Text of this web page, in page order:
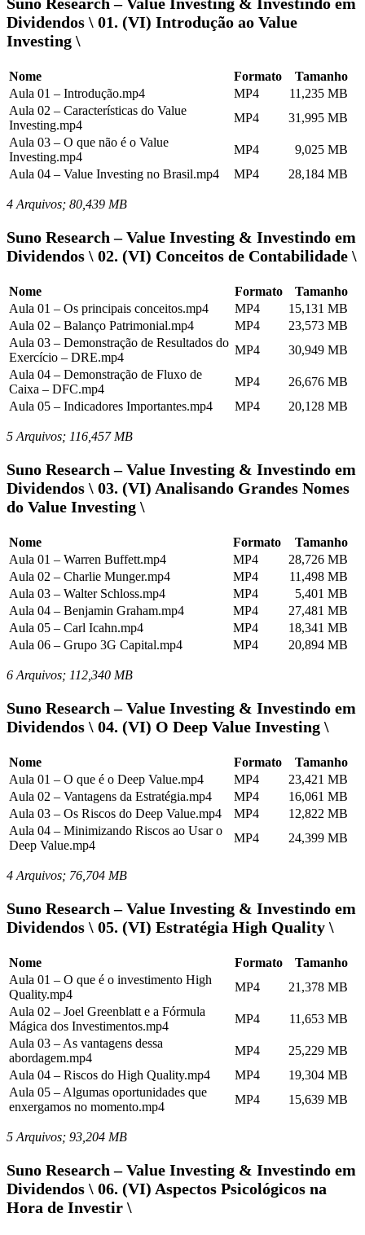
Suno Research – Value Investing & Investindo em
Dividendos \ 01. (VI) Introdução ao Value
Investing \
Nome Formato
Tamanho
Aula 01 – Introdução.mp4
MP4
11,235 MB
Aula 02 – Características do Value
Investing.mp4
MP4
31,995 MB
Aula 03 – O que não é o Value
Investing.mp4
MP4
9,025 MB
Aula 04 – Value Investing no Brasil.mp4
MP4 28,184 MB
4 Arquivos; 80,439 MB
Suno Research – Value Investing & Investindo em
Dividendos \ 02. (VI) Conceitos de Contabilidade \
Nome Formato
Tamanho
Aula 01 – Os principais conceitos.mp4
MP4
15,131 MB
Aula 02 – Balanço Patrimonial.mp4
MP4
23,573 MB
Aula 03 – Demonstração de Resultados do
Exercício – DRE.mp4
MP4
30,949 MB
Aula 04 – Demonstração de Fluxo de
Caixa – DFC.mp4
MP4
26,676 MB
Aula 05 – Indicadores Importantes.mp4
MP4 20,128 MB
5 Arquivos; 116,457 MB
Suno Research – Value Investing & Investindo em
Dividendos \ 03. (VI) Analisando Grandes Nomes
do Value Investing \
Nome Formato
Tamanho
Aula 01 – Warren Buffett.mp4
MP4
28,726 MB
Aula 02 – Charlie Munger.mp4
MP4
11,498 MB
Aula 03 – Walter Schloss.mp4
MP4
5,401 MB
Aula 04 – Benjamin Graham.mp4
MP4
27,481 MB
Aula 05 – Carl Icahn.mp4
MP4
18,341 MB
Aula 06 – Grupo 3G Capital.mp4
MP4 20,894 MB
6 Arquivos; 112,340 MB
Suno Research – Value Investing & Investindo em
Dividendos \ 04. (VI) O Deep Value Investing \
Nome Formato
Tamanho
Aula 01 – O que é o Deep Value.mp4
MP4
23,421 MB
Aula 02 – Vantagens da Estratégia.mp4
MP4
16,061 MB
Aula 03 – Os Riscos do Deep Value.mp4
MP4
12,822 MB
Aula 04 – Minimizando Riscos ao Usar o
Deep Value.mp4
MP4 24,399 MB
4 Arquivos; 76,704 MB
Suno Research – Value Investing & Investindo em
Dividendos \ 05. (VI) Estratégia High Quality \
Nome Formato
Tamanho
Aula 01 – O que é o investimento High
Quality.mp4
MP4
21,378 MB
Aula 02 – Joel Greenblatt e a Fórmula
Mágica dos Investimentos.mp4
MP4
11,653 MB
Aula 03 – As vantagens dessa
abordagem.mp4
MP4
25,229 MB
Aula 04 – Riscos do High Quality.mp4
MP4
19,304 MB
Aula 05 – Algumas oportunidades que
enxergamos no momento.mp4
MP4 15,639 MB
5 Arquivos; 93,204 MB
Suno Research – Value Investing & Investindo em
Dividendos \ 06. (VI) Aspectos Psicológicos na
Hora de Investir \